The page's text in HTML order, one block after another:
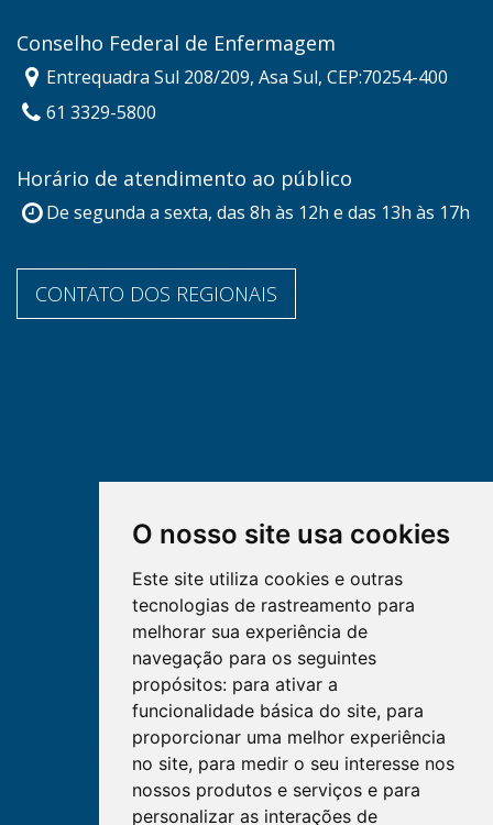
O nosso site usa cookies
Este site utiliza cookies e outras
tecnologias de rastreamento para
melhorar sua experiência de
navegação para os seguintes
propósitos: para ativar a
funcionalidade básica do site, para
proporcionar uma melhor experiência
no site, para medir o seu interesse nos
nossos produtos e serviços e para
personalizar as interações de
Conselho Federal de Enfermagem
Entrequadra Sul 208/209, Asa Sul, CEP:70254-400
61 3329-5800
Horário de atendimento ao público
De segunda a sexta, das 8h às 12h e das 13h às 17h
CONTATO DOS REGIONAIS